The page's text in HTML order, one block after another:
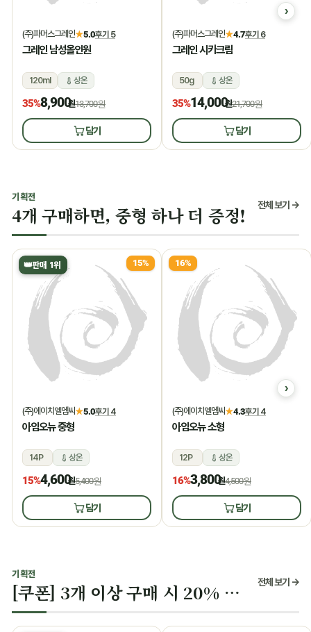
(주)파머스그레인★5.0후기 5
그레인 남성올인원
120ml 상온
35%8,900원13,700원
담기
(주)파머스그레인★4.7후기 6
그레인 시카크림
50g 상온
35%14,000원21,700원
담기
기획전
4개 구매하면, 중형 하나 더 증정! 전체 보기 →
👑판매 1위 15%
(주)에이치엘엠씨★5.0후기 4
아임오뉴 중형
14P 상온
15%4,600원5,400원
담기
16%
(주)에이치엘엠씨★4.3후기 4
아임오뉴 소형
12P 상온
16%3,800원4,500원
담기
기획전
[쿠폰] 3개 이상 구매 시 20% 할인 전체 보기 →